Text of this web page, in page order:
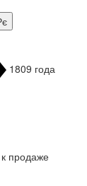
1809 года
продаже